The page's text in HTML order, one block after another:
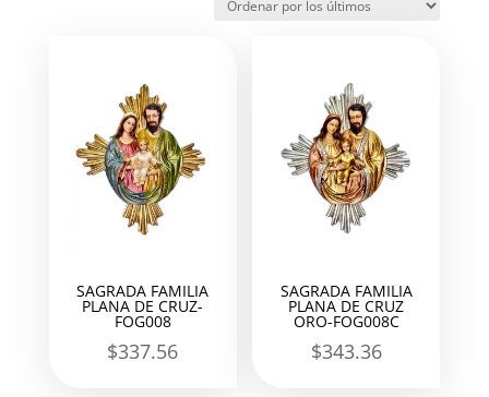
los
SAGRADA FAMILIA
PLANA DE CRUZ-
FOG008
$337.56
SAGRADA FAMILIA
PLANA DE CRUZ
ORO-FOG008C
$343.36